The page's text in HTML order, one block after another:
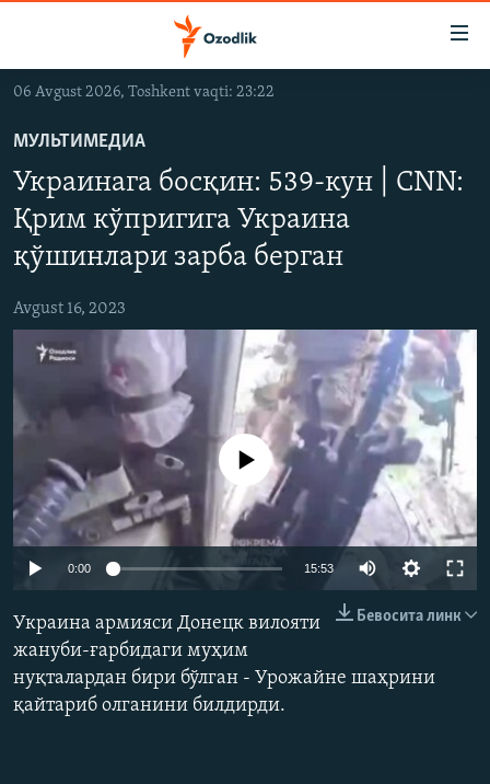
Асосий
ўтинг
Қидиришга
ўтинг
OZODVIDEO
OZODARXIV
На русском
ИЖТИМОИЙ ТАРМОҚЛАР
Озодлик бошқа тилларда
06 Avgust 2026, Toshkent vaqti: 23:22
МУЛЬТИМЕДИА
Украинага босқин: 539-кун | CNN:
Қрим кўпригига Украина
қўшинлари зарба берган
Avgust 16, 2023
Auto 240p 480p
Айни дамда медиа-манба мавжуд эмас
0:00 15:53
480p
Бевосита линк
Украина армияси Донецк вилояти
жануби-ғарбидаги муҳим
нуқталардан бири бўлган - Урожайне шаҳрини
қайтариб олганини билдирди.